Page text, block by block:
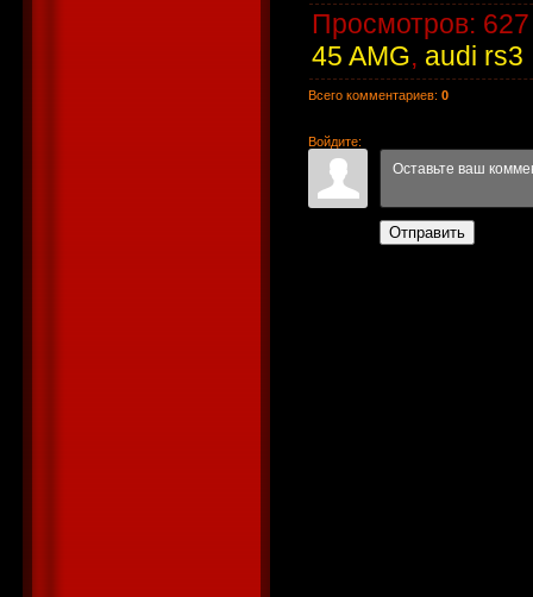
Просмотров:
45 AMG, audi rs3
Всего комментариев: 0
Войдите:
Отправить